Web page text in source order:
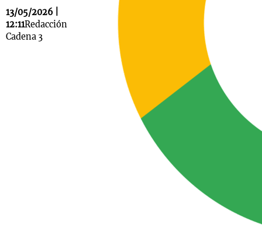
13/05/2026 |
12:11Redacción
Cadena 3